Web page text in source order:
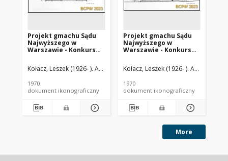
Projekt gmachu Sądu
Najwyższego w
Warszawie - Konkurs
63, wyróżnienie III
stopnia. Zdj. 7,
Kołacz, Leszek (1926- ). Architekt Krupiński, Tadeusz. Architekt
1970
dokument ikonograficzny
Projekt gmachu Sądu
Najwyższego w
Warszawie - Konkurs
63, wyróżnienie III
stopnia. Zdj. 8, Elewacje
Kołacz, Leszek (1926- ). Architekt
1970
dokument ikonograficzny
More